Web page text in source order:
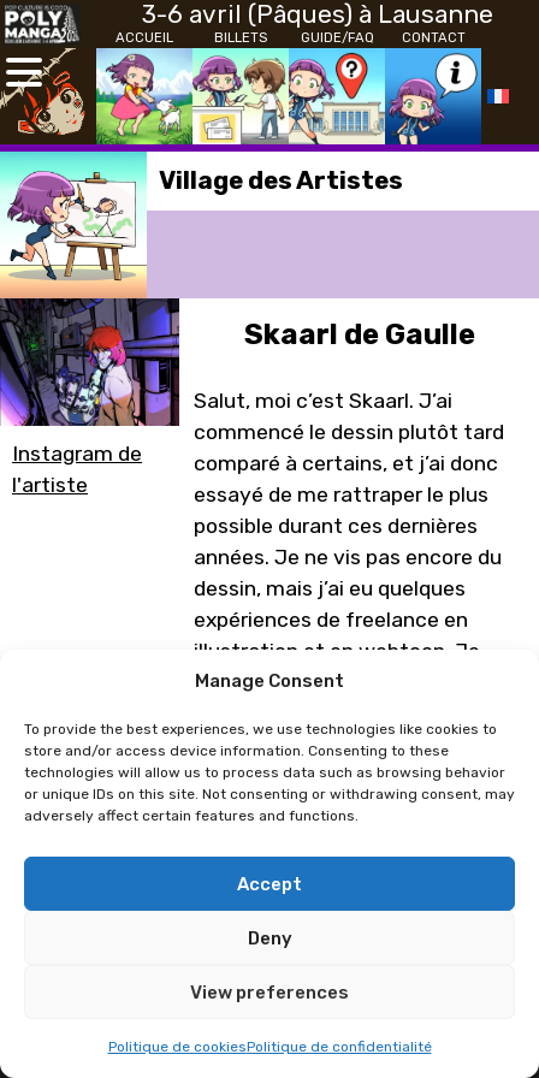
Manage Consent
To provide the best experiences, we use technologies like cookies to
store and/or access device information. Consenting to these
technologies will allow us to process data such as browsing behavior
or unique IDs on this site. Not consenting or withdrawing consent, may
adversely affect certain features and functions.
Accept
Deny
View preferences
Politique de cookiesPolitique de confidentialité
3-6 avril (Pâques) à Lausanne
ACCUEIL BILLETS GUIDE/FAQ CONTACT
Village des Artistes
Instagram de
l'artiste
Skaarl de Gaulle
Salut, moi c’est Skaarl. J’ai
commencé le dessin plutôt tard
comparé à certains, et j’ai donc
essayé de me rattraper le plus
possible durant ces dernières
années. Je ne vis pas encore du
dessin, mais j’ai eu quelques
expériences de freelance en
illustration et en webtoon. Je
prépare plusieurs one-shots de
car même si je fais de
l’illustration, ce que je préfère,
c’est le noir et blanc !
Programme sous réserve de
modification